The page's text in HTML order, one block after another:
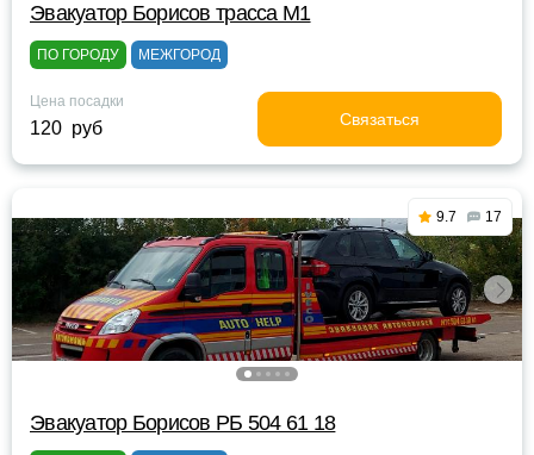
Эвакуатор Борисов трасса М1
ПО ГОРОДУ МЕЖГОРОД
Цена посадки
120 руб Связаться
9.7 17
Эвакуатор Борисов РБ 504 61 18